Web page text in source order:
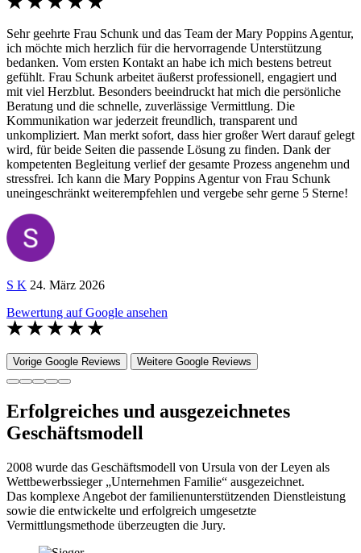
Sehr geehrte Frau Schunk und das Team der Mary Poppins Agentur,
ich möchte mich herzlich für die hervorragende Unterstützung
bedanken. Vom ersten Kontakt an habe ich mich bestens betreut
gefühlt. Frau Schunk arbeitet äußerst professionell, engagiert und
mit viel Herzblut. Besonders beeindruckt hat mich die persönliche
Beratung und die schnelle, zuverlässige Vermittlung. Die
Kommunikation war jederzeit freundlich, transparent und
unkompliziert. Man merkt sofort, dass hier großer Wert darauf gelegt
wird, für beide Seiten die passende Lösung zu finden. Dank der
kompetenten Begleitung verlief der gesamte Prozess angenehm und
stressfrei. Ich kann die Mary Poppins Agentur von Frau Schunk
uneingeschränkt weiterempfehlen und vergebe sehr gerne 5 Sterne!
S K 24. März 2026
Bewertung auf Google ansehen
Vorige Google Reviews Weitere Google Reviews
Erfolgreiches und ausgezeichnetes
Geschäftsmodell
2008 wurde das Geschäftsmodell von Ursula von der Leyen als
Wettbewerbssieger „Unternehmen Familie“ ausgezeichnet.
Das komplexe Angebot der familienunterstützenden Dienstleistung
sowie die entwickelte und erfolgreich umgesetzte
Vermittlungsmethode überzeugten die Jury.